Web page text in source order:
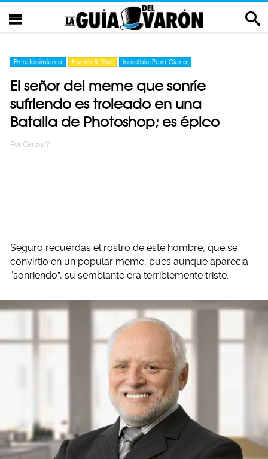
Entretenimiento Humor & Risa Increíble Pero Cierto
El señor del meme que sonríe
sufriendo es troleado en una
Batalla de Photoshop; es épico
Por Carlos Y
Seguro recuerdas el rostro de este hombre, que se
convirtió en un popular meme, pues aunque aparecía
“sonriendo”, su semblante era terriblemente triste: